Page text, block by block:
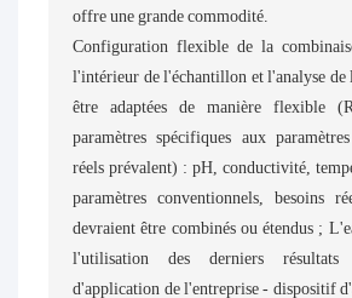
offre une grande commodité.
Configuration flexible de la
l'intérieur de l'échantillon et l'analyse de
être adaptées de manière flexible
paramètres spécifiques aux
réels prévalent) : pH, conductivité,
paramètres conventionnels, besoins
devraient être combinés ou étendus ;
l'utilisation des derniers résultats
d'application de l'entreprise - dispositif